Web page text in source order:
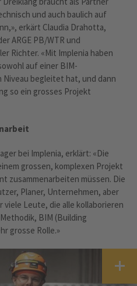
und auch baulich auf
erkärt Claudia Drahotta,
ARGE PB/WTR und
Richter. «Mit Implenia haben
auf einer BIM-
Niveau begleitet hat, und dann
so ein grosses Projekt
bei Implenia, erklärt: «Die
grossen, komplexen Projekt
zusammenarbeiten müssen. Die
Planer, Unternehmen, aber
viele Leute, die alle kollaborieren
BIM (Building
grosse Rolle.»